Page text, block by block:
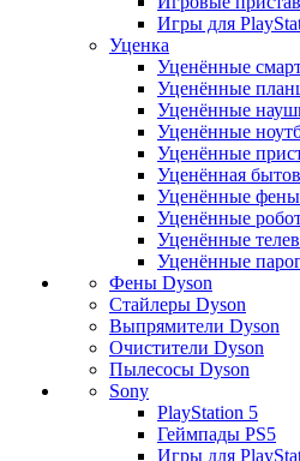
Игры для
Уценка
Уценённые
Уценённые
Уценённые
Уценённые
Уценённые
Уценённая
Уценённые фены
Уценённые
Уценённые
Уценённые
Фены Dyson
Стайлеры Dyson
Выпрямители Dyson
Очистители Dyson
Пылесосы Dyson
Sony
PlayStation 5
Геймпады PS5
Игры для